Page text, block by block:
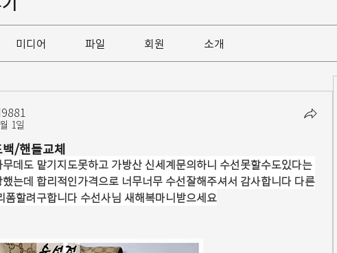
미디어 파일 회원 소개
1일
/핸들교체
데도 맡기지도못하고 가방산 신세계문의하니 수선못할수도있다는
는데 합리적인가격으로 너무너무 수선잘해주셔서 감사합니다 다른
폼할려구합니다 수선사님 새해복마니받으세요